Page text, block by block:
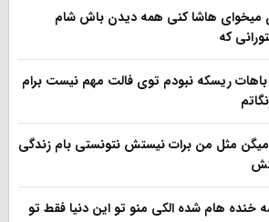
میخوای هاشا کنی همه دیدن باش شام
که
ریسکه نبودم توی فالت مهم نیست برام
مثل من برات نیستش نتونستی بام زندگی
خنده هام شده الکی منو تو این دنیا فقط تو